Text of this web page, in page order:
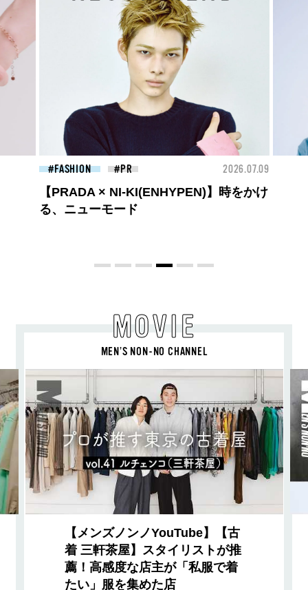
BEAUTY 2026.07.09
夏のパーマ、さらにあか抜け。N.（エヌ
ドット）のスタイリングアイテムで作る
MOVIE
MEN’S NON-NO CHANNEL
【メンズノンノYouTube】【古
着 三軒茶屋】スタイリストが推
薦！高感度な店主が「私服で着
たい」服を集めた店